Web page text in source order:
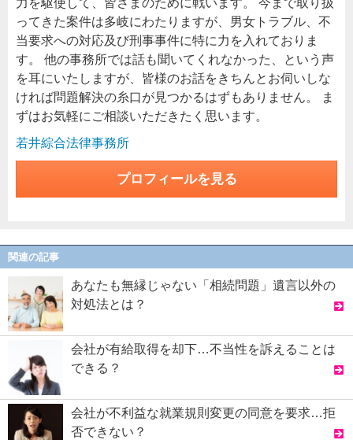
ってきた案件は多岐にわたりますが、男女トラブル、不
当要求への対応及び刑事事件に特に力を入れておりま
す。 他の事務所では話も聞いてくれなかった、という声
を耳にいたしますが、皆様のお話をきちんとお伺いしな
ければ問題解決の糸口が見つかるはずもありません。 ま
ずはお気軽にご相談いただきたく思います。
若井綜合法律事務所
プロフィールを見る
関連の記事
あなたも無縁じゃない「相続問題」遺言以外の
対処法とは？
会社が有給取得を却下…不当性を訴えることは
できる？
会社が不利益な就業規則変更の同意を要求…拒
否できない？